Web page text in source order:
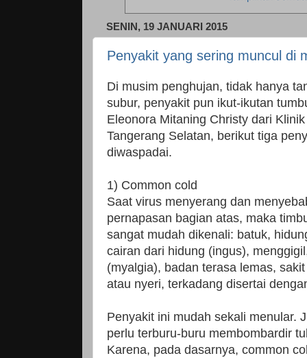
SENIN, 19 JANUARI 2015
Penyakit yang sering muncul di
Di musim penghujan, tidak hanya
subur, penyakit pun ikut-ikutan
Eleonora Mitaning Christy dari
Tangerang Selatan, berikut tiga
diwaspadai.
1) Common cold
Saat virus menyerang dan
pernapasan bagian atas, maka
sangat mudah dikenali: batuk,
cairan dari hidung (ingus),
(myalgia), badan terasa lemas,
atau nyeri, terkadang disertai
Penyakit ini mudah sekali menular.
perlu terburu-buru membombardir
Karena, pada dasarnya, common